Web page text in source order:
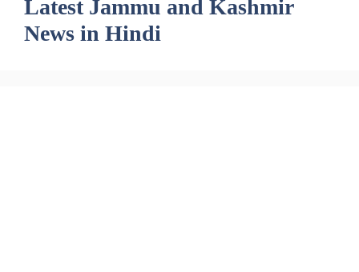
Latest Jammu and Kashmir
News in Hindi